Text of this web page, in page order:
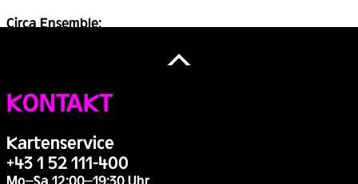
Circa Ensemble:
Scott Grove
Sam Letch
Daniel O'Brien
Darby Sullivan
Back
to
KONTAKT
Kartenservice
+43 1 52 111-400
Mo–Sa 12:00–19:30 Uhr